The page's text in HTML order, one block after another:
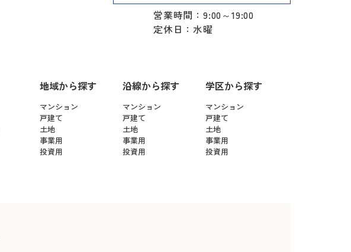
営業時間：9:00～19:00
定休日：水曜
地域から探す
マンション
戸建て
土地
事業用
投資用
沿線から探す
マンション
戸建て
土地
事業用
投資用
学区から探す
マンション
戸建て
土地
事業用
投資用